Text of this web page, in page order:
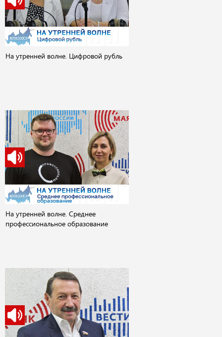
На утренней волне. Цифровой рубль
На утренней волне. Среднее
профессиональное образование